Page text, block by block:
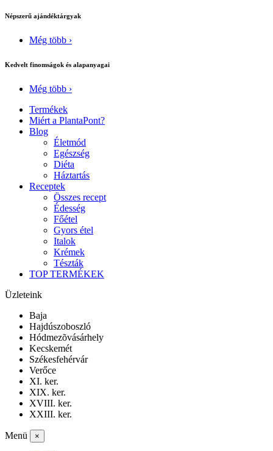
Népszerű ajándéktárgyak
Még több ›
Kedvelt finomságok és alapanyagai
Még több ›
Termékek
Miért a PlantaPont?
Blog
Életmód
Egészség
Diéta
Háztartás
Receptek
Összes recept
Édesség
Főétel
Gyors étel
Italok
Krémek
Tészták
TOP TERMÉKEK
Üzleteink
Baja
Hajdúszoboszló
Hódmezõvásárhely
Kecskemét
Székesfehérvár
Verőce
XI. ker.
XIX. ker.
XVIII. ker.
XXIII. ker.
Menü ×